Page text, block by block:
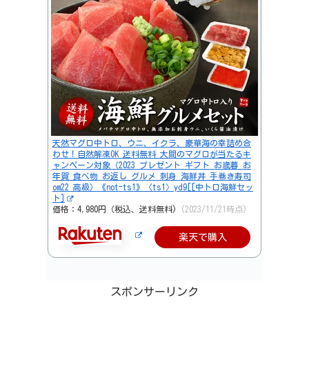
天然マグロ中トロ、ウニ、イクラ、豪華海の幸詰め合
わせ！自然解凍OK 送料無料 大間のマグロが当たるキ
ャンペーン対象（2023 プレゼント ギフト お歳暮 お
年賀 食べ物 お返し グルメ 刺身 海鮮丼 手巻き寿司
om22 高級）《not-ts1》〈ts1〉yd9[[中トロ海鮮セッ
ト]
価格：4,980円（税込、送料無料)
(2023/11/21時点)
楽天で購入
スポンサーリンク